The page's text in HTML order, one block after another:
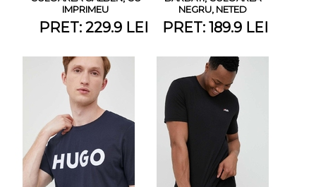
IMPRIMEU
PRET: 229.9 LEI
NEGRU, NETED
PRET: 189.9 LEI